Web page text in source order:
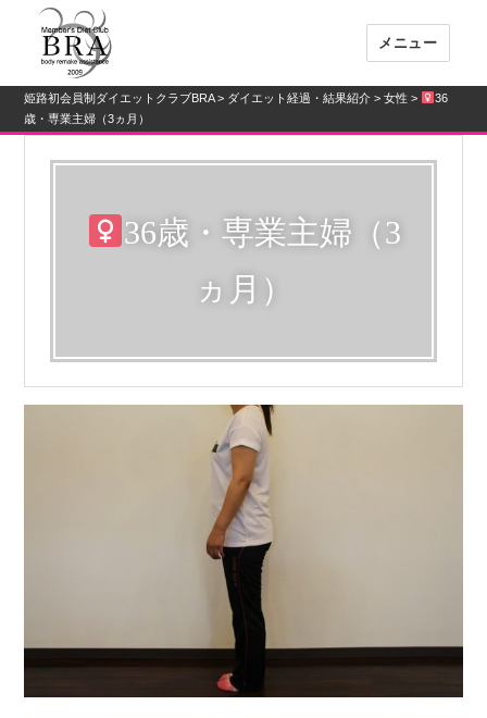
姫路初会員制ダイエットクラブBRA
メニュー
姫路初会員制ダイエットクラブBRA> ダイエット経過・結果紹介 >女性 >
36
歳・専業主婦（3ヵ月）
36歳・専業主婦（3
ヵ月）